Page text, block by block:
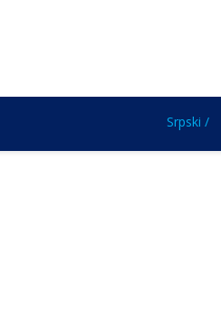
Srpski /